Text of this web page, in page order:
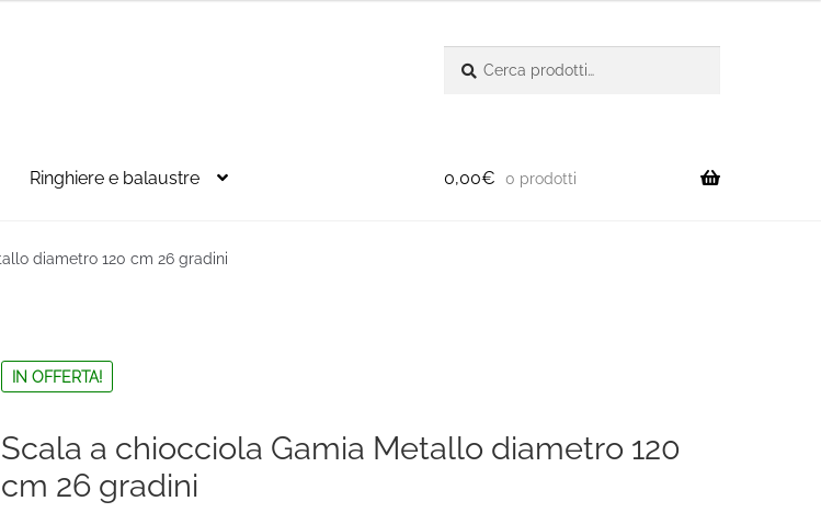
Ringhiere e balaustre 0,00€ 0 prodotti
diametro 120 cm 26 gradini
IN OFFERTA!
Scala a chiocciola Gamia Metallo diametro 120
cm 26 gradini